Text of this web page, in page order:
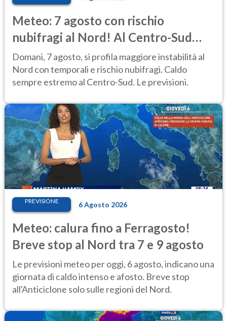
Meteo: 7 agosto con rischio
nubifragi al Nord! Al Centro-Sud
caldo estremo
Domani, 7 agosto, si profila maggiore instabilità al
Nord con temporali e rischio nubifragi. Caldo
sempre estremo al Centro-Sud. Le previsioni.
PREVISIONE 6 Agosto 2026
Meteo: calura fino a Ferragosto!
Breve stop al Nord tra 7 e 9 agosto
Le previsioni meteo per oggi, 6 agosto, indicano una
giornata di caldo intenso e afosto. Breve stop
all'Anticiclone solo sulle regioni del Nord.